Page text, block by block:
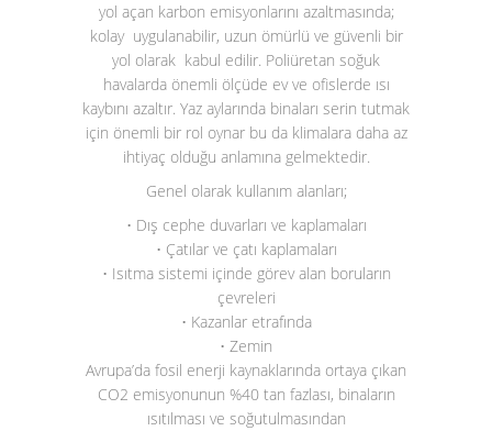
yol açan karbon emisyonlarını azaltmasında;
kolay uygulanabilir, uzun ömürlü ve güvenli bir
yol olarak kabul edilir. Poliüretan soğuk
havalarda önemli ölçüde ev ve ofislerde ısı
kaybını azaltır. Yaz aylarında binaları serin tutmak
için önemli bir rol oynar bu da klimalara daha az
ihtiyaç olduğu anlamına gelmektedir.
Genel olarak kullanım alanları;
• Dış cephe duvarları ve kaplamaları
• Çatılar ve çatı kaplamaları
• Isıtma sistemi içinde görev alan boruların
çevreleri
• Kazanlar etrafında
• Zemin
Avrupa’da fosil enerji kaynaklarında ortaya çıkan
CO2 emisyonunun %40 tan fazlası, binaların
ısıtılması ve soğutulmasından